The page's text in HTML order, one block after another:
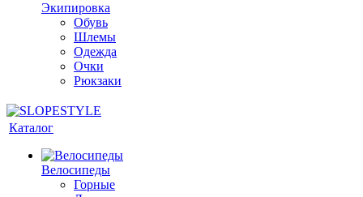
Экипировка
Обувь
Шлемы
Одежда
Очки
Рюкзаки
Каталог
Велосипеды
Горные